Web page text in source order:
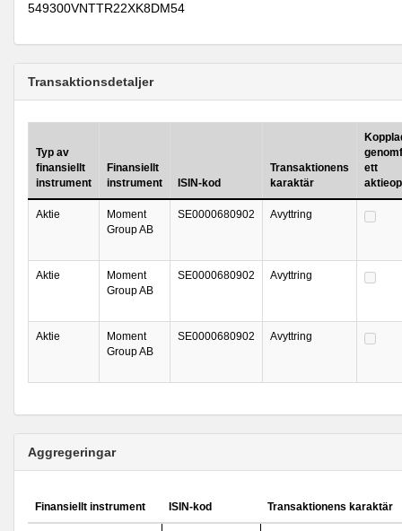
549300VNTTR22XK8DM54
Transaktionsdetaljer
Typ av
finansiellt
instrument
Finansiellt
instrument
ISIN-kod
Transaktionens
karaktär
ett
Aktie
Moment
Group AB
SE0000680902 Avyttring
Aktie
Moment
Group AB
SE0000680902 Avyttring
Aktie
Moment
Group AB
SE0000680902 Avyttring
Aggregeringar
Finansiellt instrument ISIN-kod Transaktionens karaktär